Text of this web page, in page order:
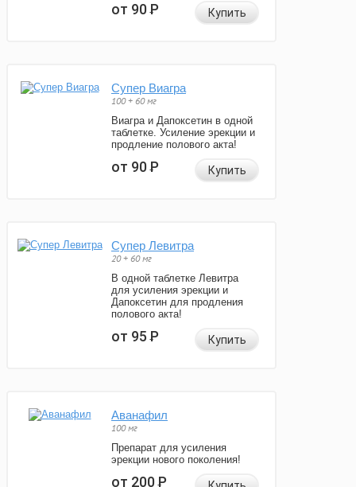
от 90Р Купить
Супер Виагра
100 + 60 мг
Виагра и Дапоксетин в одной
таблетке. Усиление эрекции и
продление полового акта!
от 90Р Купить
Супер Левитра
20 + 60 мг
В одной таблетке Левитра
для усиления эрекции и
Дапоксетин для продления
полового акта!
от 95Р Купить
Аванафил
100 мг
Препарат для усиления
эрекции нового поколения!
от 200Р